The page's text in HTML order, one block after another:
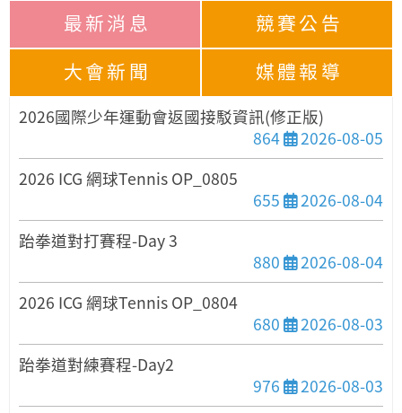
最新消息
競賽公告
大會新聞
媒體報導
2026國際少年運動會返國接駁資訊(修正版)
864
發布日期
2026-08-05
2026 ICG 網球Tennis OP_0805
655
發布日期
2026-08-04
跆拳道對打賽程-Day 3
880
發布日期
2026-08-04
2026 ICG 網球Tennis OP_0804
680
發布日期
2026-08-03
跆拳道對練賽程-Day2
976
發布日期
2026-08-03